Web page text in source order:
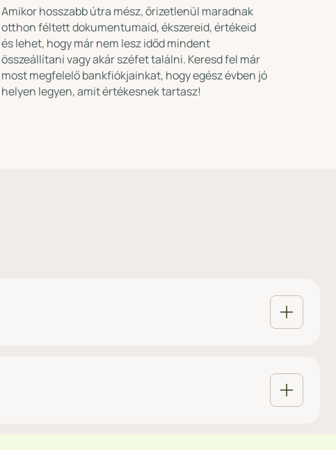
Amikor hosszabb útra mész, őrizetlenül maradnak
otthon féltett dokumentumaid, ékszereid, értékeid
és lehet, hogy már nem lesz időd mindent
összeállítani vagy akár széfet találni. Keresd fel már
most megfelelő bankfiókjainkat, hogy egész évben jó
helyen legyen, amit értékesnek tartasz!